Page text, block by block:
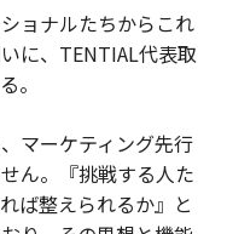
ョナルたちからこれ
に、TENTIAL代表取
。
マーケティング先行
ん。『挑戦する人た
ば整えられるか』と